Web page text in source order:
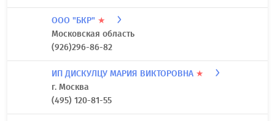
ООО "БКР" ★
Московская область
(926)296-86-82
ИП ДИСКУЛЦУ МАРИЯ ВИКТОРОВНА ★
г. Москва
(495) 120-81-55